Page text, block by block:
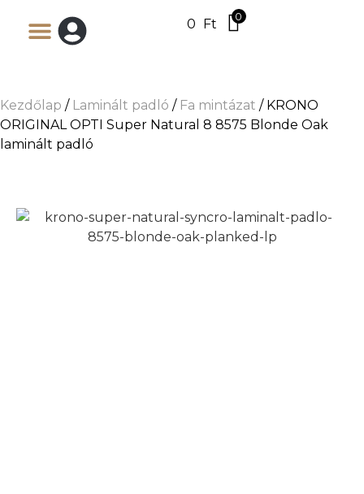
0 Ft 0
Kezdőlap / Laminált padló / Fa mintázat / KRONO
ORIGINAL OPTI Super Natural 8 8575 Blonde Oak
laminált padló